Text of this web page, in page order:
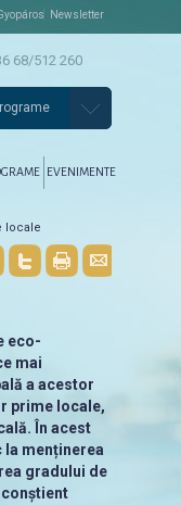
Newsletter
68/512 260
EVENIMENTE
locale
eco-
mai
a acestor
prime locale,
În acest
menținerea
gradului de